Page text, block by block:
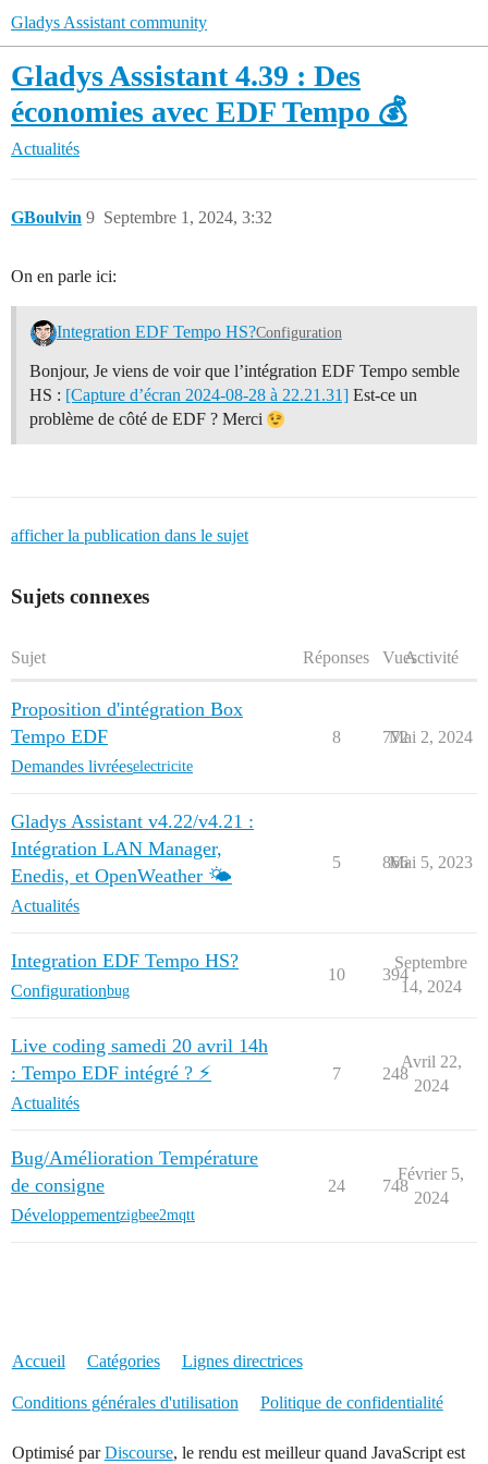
Gladys Assistant community
Gladys Assistant 4.39 : Des
économies avec EDF Tempo 💰
Actualités
GBoulvin Septembre 1, 2024, 3:32
9
On en parle ici:
Integration EDF Tempo HS?Configuration
Bonjour, Je viens de voir que l’intégration EDF Tempo semble
HS : [Capture d’écran 2024-08-28 à 22.21.31] Est-ce un
problème de côté de EDF ? Merci
afficher la publication dans le sujet
Sujets connexes
Sujet Réponses VuesActivité
Proposition d'intégration Box
Tempo EDF
Demandes livréeselectricite
8 772
Mai 2, 2024
Gladys Assistant v4.22/v4.21 :
Intégration LAN Manager,
Enedis, et OpenWeather 🌤️
Actualités
5 866
Mai 5, 2023
Integration EDF Tempo HS?
Configurationbug
10 394
Septembre
14, 2024
Live coding samedi 20 avril 14h
: Tempo EDF intégré ? ⚡
Actualités
7 248
Avril 22,
2024
Bug/Amélioration Température
de consigne
Développementzigbee2mqtt
24 748
Février 5,
2024
Accueil Catégories Lignes directrices
Conditions générales d'utilisation Politique de confidentialité
Optimisé parDiscourse, le rendu est meilleur quand JavaScript est